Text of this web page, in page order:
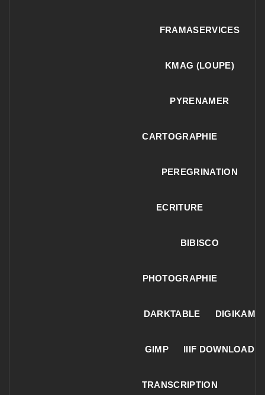
FRAMASERVICES
KMAG (LOUPE)
PYRENAMER
CARTOGRAPHIE
PEREGRINATION
ECRITURE
BIBISCO
PHOTOGRAPHIE
DARKTABLE DIGIKAM
GIMP IIIF DOWNLOAD
TRANSCRIPTION